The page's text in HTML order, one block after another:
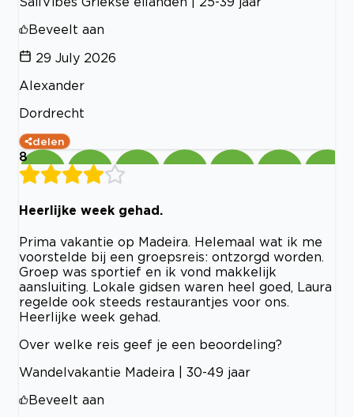
Beveelt aan
29 July 2026
Alexander
Dordrecht
delen
8
Heerlijke week gehad.
Prima vakantie op Madeira. Helemaal wat ik me
voorstelde bij een groepsreis: ontzorgd worden.
Groep was sportief en ik vond makkelijk
aansluiting. Lokale gidsen waren heel goed, Laura
regelde ook steeds restaurantjes voor ons.
Heerlijke week gehad.
Over welke reis geef je een beoordeling?
Wandelvakantie Madeira | 30-49 jaar
Beveelt aan